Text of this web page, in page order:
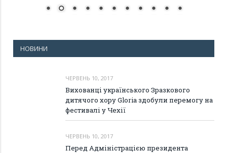
НОВИНИ
ЧЕРВЕНЬ 10, 2017
Вихованці українського Зразкового
дитячого хору Gloria здобули перемогу на
фестивалі у Чехії
ЧЕРВЕНЬ 10, 2017
Перед Адміністрацією президента